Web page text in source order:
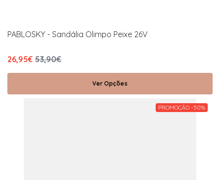
PABLOSKY - Sandália Olimpo Peixe 26V
26,95€ 53,90€
Ver Opções
PROMOÇÃO -50%